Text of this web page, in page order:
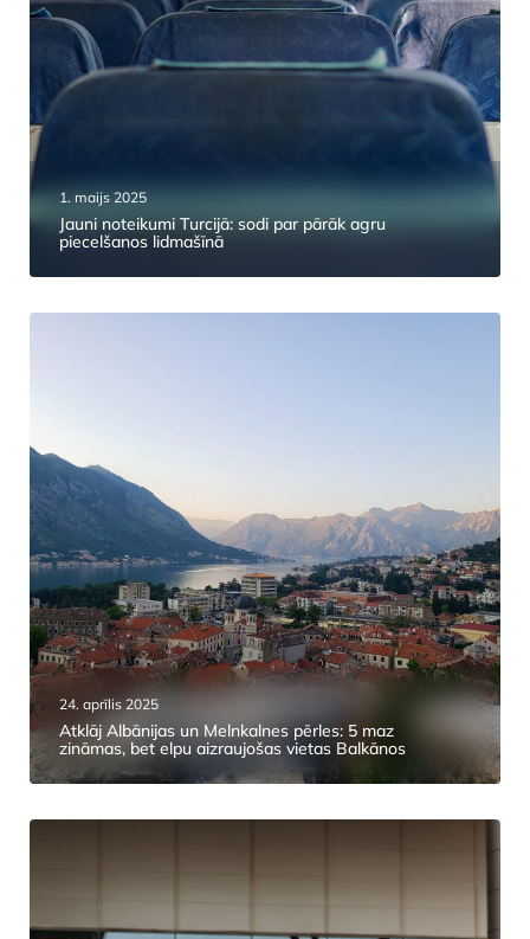
1. maijs 2025
Jauni noteikumi Turcijā: sodi par pārāk agru
piecelšanos lidmašīnā
24. aprīlis 2025
Atklāj Albānijas un Melnkalnes pērles: 5 maz
zināmas, bet elpu aizraujošas vietas Balkānos